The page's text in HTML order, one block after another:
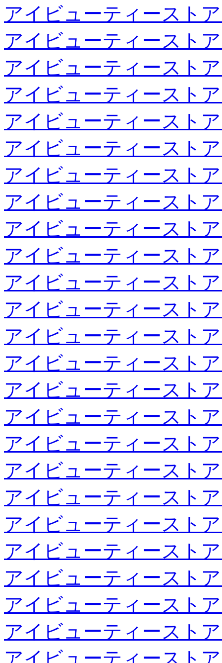
アイビューティースト
アイビューティースト
アイビューティースト
アイビューティースト
アイビューティースト
アイビューティースト
アイビューティースト
アイビューティースト
アイビューティースト
アイビューティースト
アイビューティースト
アイビューティースト
アイビューティースト
アイビューティースト
アイビューティースト
アイビューティースト
アイビューティースト
アイビューティースト
アイビューティースト
アイビューティースト
アイビューティースト
アイビューティースト
アイビューティースト
アイビューティースト
アイビューティースト